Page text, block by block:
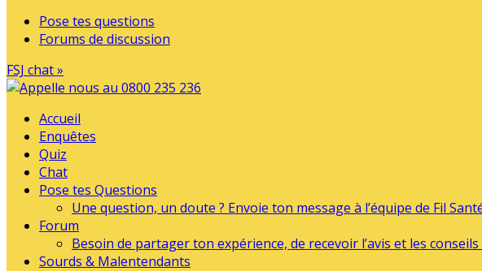
Pose tes questions
Forums de discussion
FSJ chat »
Accueil
Enquêtes
Quiz
Chat
Pose tes Questions
Une question, un doute ? Envoie ton message à l’équipe de Fil
Forum
Besoin de partager ton expérience, de recevoir l’avis et les
Sourds & Malentendants